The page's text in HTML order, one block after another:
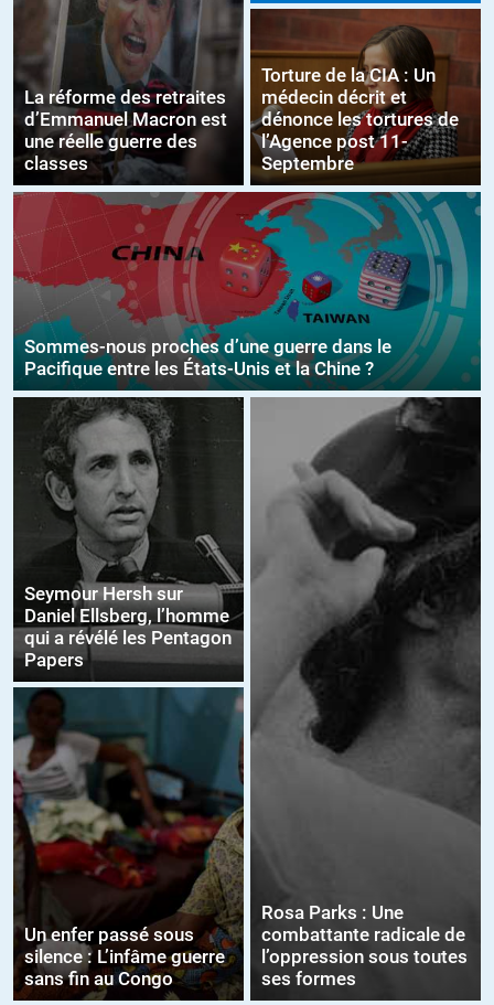
La réforme des retraites
d’Emmanuel Macron est
une réelle guerre des
classes
Torture de la CIA : Un
médecin décrit et
dénonce les tortures de
l’Agence post 11-
Septembre
Sommes-nous proches d’une guerre dans le
Pacifique entre les États-Unis et la Chine ?
Seymour Hersh sur
Daniel Ellsberg, l’homme
qui a révélé les Pentagon
Papers
Un enfer passé sous
silence : L’infâme guerre
sans fin au Congo
Rosa Parks : Une
combattante radicale de
l’oppression sous toutes
ses formes